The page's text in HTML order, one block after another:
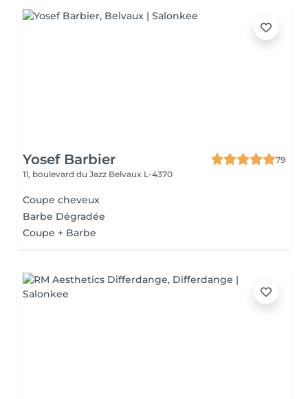
Yosef Barbier
79
11, boulevard du Jazz Belvaux L-4370
Coupe cheveux
Barbe Dégradée
Coupe + Barbe